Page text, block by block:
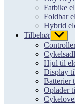
Fatbike
Foldbar
Hybrid
Tilbehør Vis
Hjul til
Display
Batterier
Oplader